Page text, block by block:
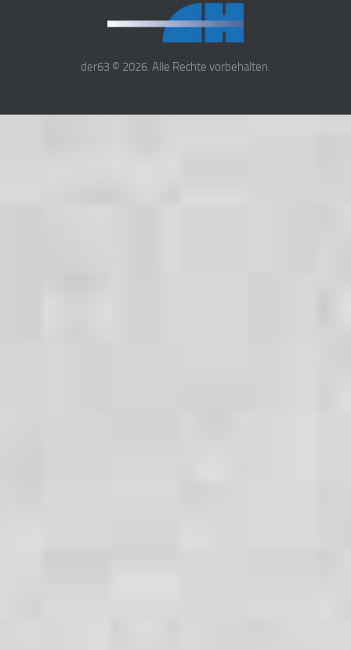
der63 © 2026. Alle Rechte vorbehalten.